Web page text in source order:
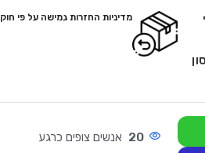
מדיניות החזרות גמישה על פי חוק
20 אנשים צופים כרגע